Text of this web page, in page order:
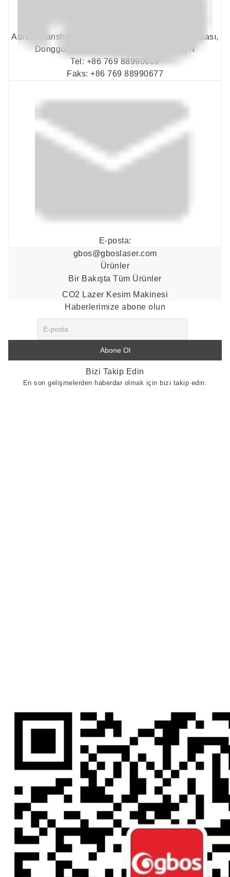
Adres: Liansheng Caddesi No. 1, Hongmei Kasabası,
Dongguan Şehri, Guangdong Eyaleti. CN
Tel: +86 769 88990609
Faks: +86 769 88990677
E-posta:
gbos@gboslaser.com
Ürünler
Bir Bakışta Tüm Ürünler
CO2 Lazer Kesim Makinesi
Haberlerimize abone olun
Bizi Takip Edin
En son gelişmelerden haberdar olmak için bizi takip edin: